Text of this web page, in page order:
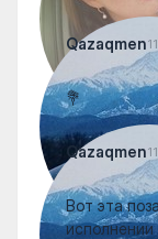
Qazaqmen
💐
Qazaqmen
Вот эта